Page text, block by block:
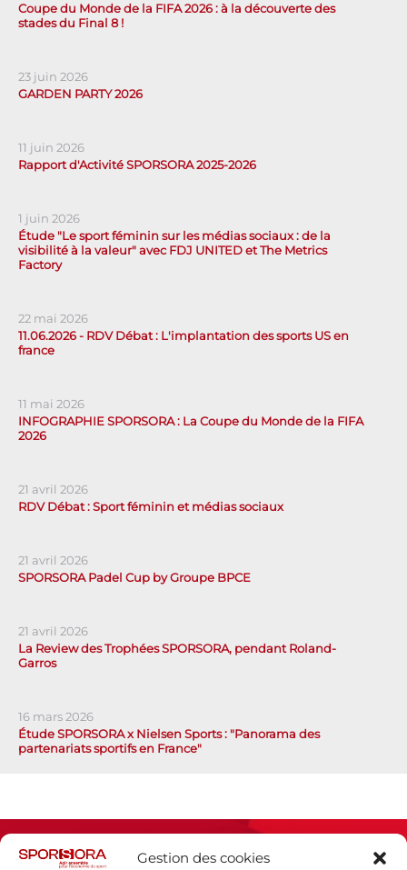
Gestion des cookies
Coupe du Monde de la FIFA 2026 : à la découverte des
stades du Final 8 !
23 juin 2026
GARDEN PARTY 2026
11 juin 2026
Rapport d'Activité SPORSORA 2025-2026
1 juin 2026
Étude "Le sport féminin sur les médias sociaux : de la
visibilité à la valeur" avec FDJ UNITED et The Metrics
Factory
22 mai 2026
11.06.2026 - RDV Débat : L'implantation des sports US en
france
11 mai 2026
INFOGRAPHIE SPORSORA : La Coupe du Monde de la FIFA
2026
21 avril 2026
RDV Débat : Sport féminin et médias sociaux
21 avril 2026
SPORSORA Padel Cup by Groupe BPCE
21 avril 2026
La Review des Trophées SPORSORA, pendant Roland-
Garros
16 mars 2026
Étude SPORSORA x Nielsen Sports : "Panorama des
partenariats sportifs en France"